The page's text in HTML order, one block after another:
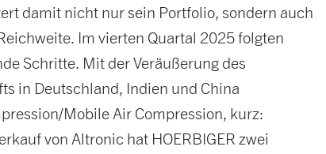
damit nicht nur sein Portfolio, sondern auch
Im vierten Quartal 2025 folgten
Schritte. Mit der Veräußerung des
in Deutschland, Indien und China
Mobile Air Compression, kurz:
von Altronic hat HOERBIGER zwei